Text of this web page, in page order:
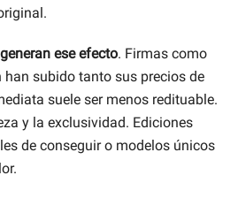
ese efecto. Firmas como
han subido tanto sus precios de
suele ser menos redituable.
y la exclusividad. Ediciones
de conseguir o modelos únicos